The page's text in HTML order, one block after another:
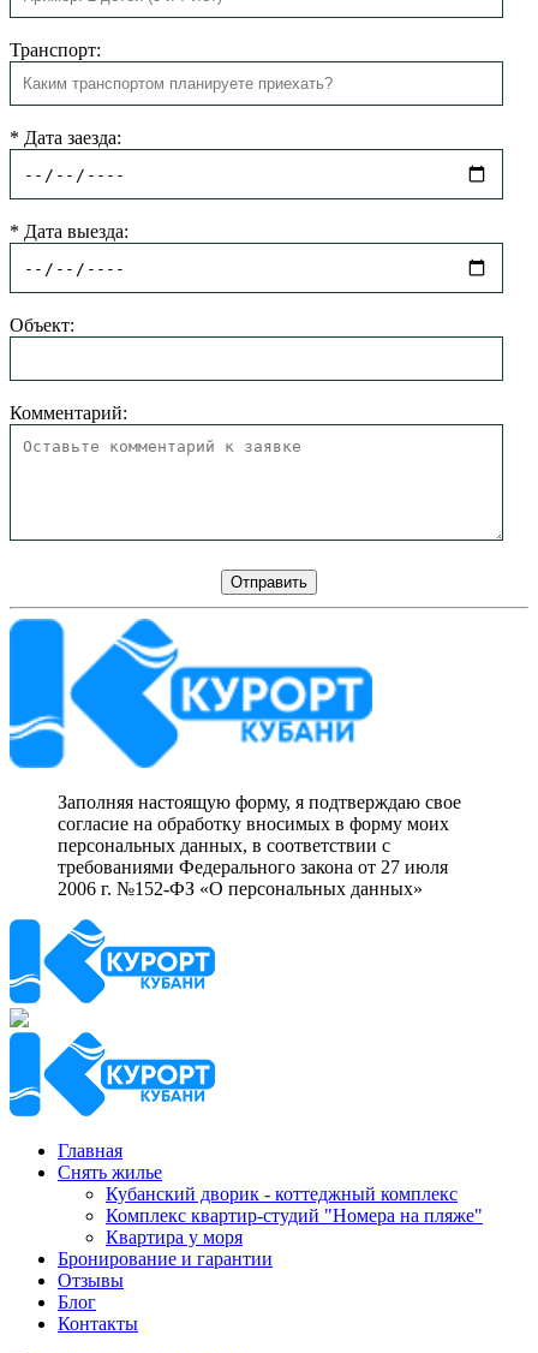
Транспорт:
* Дата заезда:
* Дата выезда:
Объект:
Комментарий:
Заполняя настоящую форму, я подтверждаю свое
согласие на обработку вносимых в форму моих
персональных данных, в соответствии с
требованиями Федерального закона от 27 июля
2006 г. №152-ФЗ «О персональных данных»
Главная
Снять жилье
Кубанский дворик - коттеджный комплекс
Комплекс квартир-студий "Номера на пляже"
Квартира у моря
Бронирование и гарантии
Отзывы
Блог
Контакты